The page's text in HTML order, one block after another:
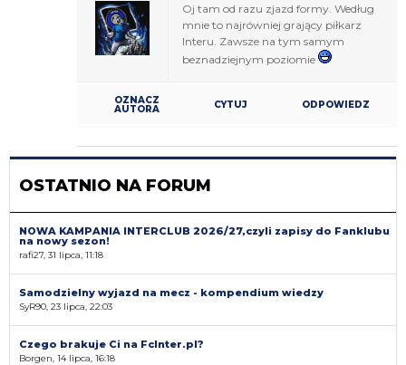
Oj tam od razu zjazd formy. Według
mnie to najrówniej grający piłkarz
Interu. Zawsze na tym samym
beznadziejnym poziomie
OZNACZ
AUTORA CYTUJ ODPOWIEDZ
OSTATNIO NA FORUM
NOWA KAMPANIA INTERCLUB 2026/27,czyli zapisy do Fanklubu
na nowy sezon!
rafi27, 31 lipca, 11:18
Samodzielny wyjazd na mecz - kompendium wiedzy
SyR90, 23 lipca, 22:03
Czego brakuje Ci na FcInter.pl?
Borgen, 14 lipca, 16:18